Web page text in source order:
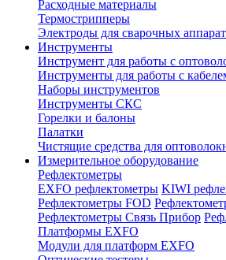
Расходные материалы
Термострипперы
Электроды для сварочных
Инструменты
Инструмент для работы с
Инструменты для работы с
Наборы инструментов
Инструменты СКС
Горелки и балоны
Палатки
Чистящие средства для
Измерительное оборудование
Рефлектометры
EXFO рефлектометры KIWI
Рефлектометры FOD
Рефлектометры Связь Прибор
Платформы EXFO
Модули для платформ EXFO